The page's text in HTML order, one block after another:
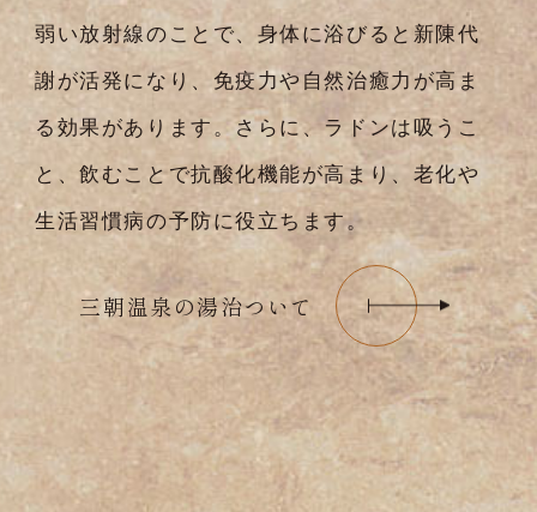
弱い放射線のことで、身体に浴びると新陳代
謝が活発になり、免疫力や自然治癒力が高ま
る効果があります。さらに、ラドンは吸うこ
と、飲むことで抗酸化機能が高まり、老化や
生活習慣病の予防に役立ちます。
三朝温泉の湯治ついて